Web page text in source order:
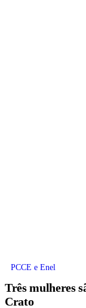
PCCE e Enel
Três mulheres
Crato